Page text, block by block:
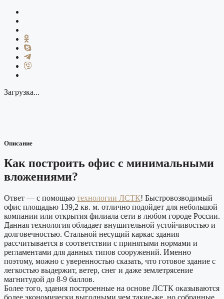
Загрузка...
Описание
Как построить офис с минимальными
вложениями?
Ответ — с помощью технологии ЛСТК! Быстровозводимый
офис площадью 139,2 кв. м. отлично подойдет для небольшой
компании или открытия филиала сети в любом городе России.
Данная технология обладает внушительной устойчивостью и
долговечностью. Стальной несущий каркас здания
рассчитывается в соответствии с принятыми нормами и
регламентами для данных типов сооружений. Именно
поэтому, можно с уверенностью сказать, что готовое здание с
легкостью выдержит, ветер, снег и даже землетрясение
магнитудой до 8-9 баллов.
Более того, здания построенные на основе ЛСТК оказываются
более экономически выгодными чем такие-же, но собранные